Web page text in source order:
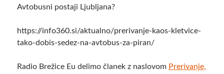
Avtobusni postaji Ljubljana?
https://info360.si/aktualno/prerivanje-kaos-kletvice-
tako-dobis-sedez-na-avtobus-za-piran/
Radio Brežice Eu delimo članek z naslovom Prerivanje,